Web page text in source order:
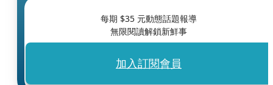
每期 $35 元動態話題報導
無限閱讀解鎖新鮮事
加入訂閱會員